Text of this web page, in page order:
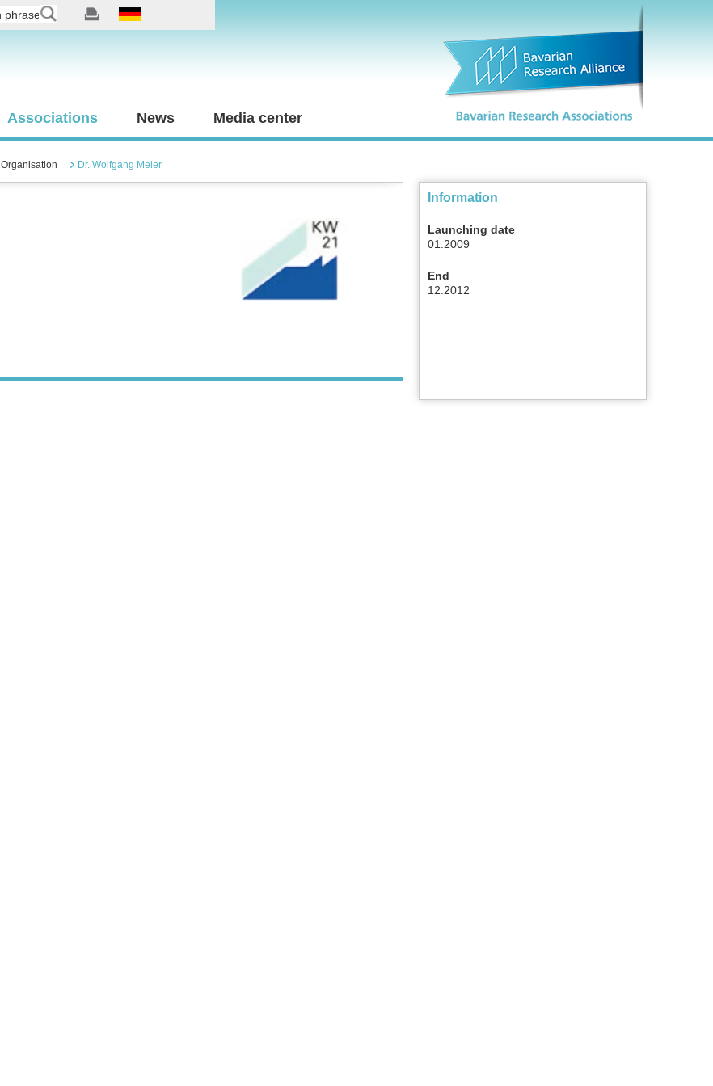
Associations News Media center
Organisation Dr. Wolfgang Meier
Information
Launching date
01.2009
End
12.2012